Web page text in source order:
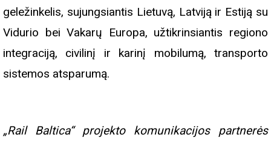
geležinkelis, sujungsiantis Lietuvą, Latviją ir Estiją su
Vidurio bei Vakarų Europa, užtikrinsiantis regiono
integraciją, civilinį ir karinį mobilumą, transporto
sistemos atsparumą.
„Rail Baltica“ projekto komunikacijos partnerės